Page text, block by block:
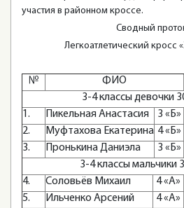
участия в районном кроссе.
Сводный
Легкоатлетический кросс
№ ФИО
3-4 классы девочки
1.
Пикельная Анастасия 3 «Б»
2.
Муфтахова Екатерина 4 «Б»
3.
Пронькина Даниэла 3 «Б»
3-4 классы мальчики
4. Соловьёв Михаил 4 «А»
5.
Ильченко Арсений 4 «А»